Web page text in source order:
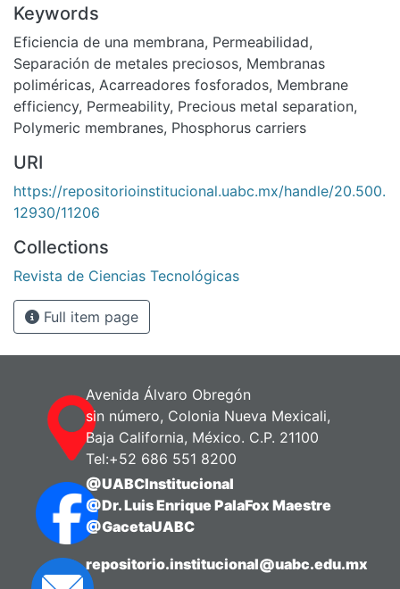
Keywords
Eficiencia de una membrana, Permeabilidad,
Separación de metales preciosos, Membranas
poliméricas, Acarreadores fosforados, Membrane
efficiency, Permeability, Precious metal separation,
Polymeric membranes, Phosphorus carriers
URI
https://repositorioinstitucional.uabc.mx/handle/20.500.
12930/11206
Collections
Revista de Ciencias Tecnológicas
Full item page
Avenida Álvaro Obregón
sin número, Colonia Nueva Mexicali,
Baja California, México. C.P. 21100
Tel:+52 686 551 8200
@UABCInstitucional
@Dr. Luis Enrique PalaFox Maestre
@GacetaUABC
repositorio.institucional@uabc.edu.mx